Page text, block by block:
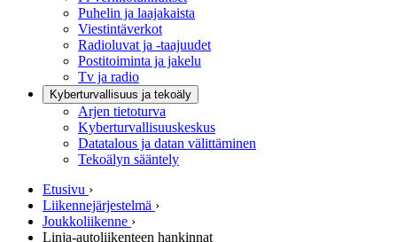
Puhelin ja laajakaista
Viestintäverkot
Radioluvat ja -taajuudet
Postitoiminta ja jakelu
Tv ja radio
Kyberturvallisuus ja tekoäly
Arjen tietoturva
Kyberturvallisuuskeskus
Datatalous ja datan välittäminen
Tekoälyn sääntely
Etusivu ›
Liikennejärjestelmä ›
Joukkoliikenne ›
Linja-autoliikenteen hankinnat